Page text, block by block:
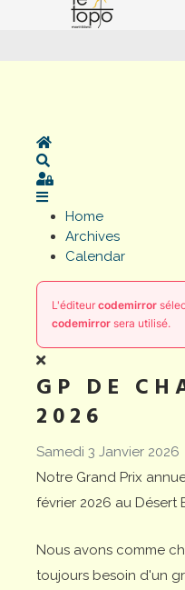
Home
Sign In
Home
Archives
Calendar
L'éditeur codemirror
codemirror sera utilisé.
GP DE
2026
Samedi 3 Janvier 2026
Notre Grand Prix
février 2026 au Désert
Nous avons comme
toujours besoin d'un